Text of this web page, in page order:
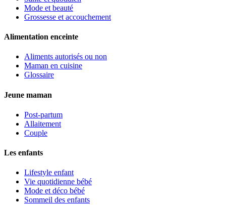
Mode et beauté
Grossesse et accouchement
Alimentation enceinte
Aliments autorisés ou non
Maman en cuisine
Glossaire
Jeune maman
Post-partum
Allaitement
Couple
Les enfants
Lifestyle enfant
Vie quotidienne bébé
Mode et déco bébé
Sommeil des enfants